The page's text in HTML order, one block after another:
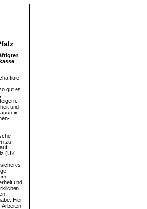
gut es
und
in
zu
(UK
und
Hier
Arbeiten